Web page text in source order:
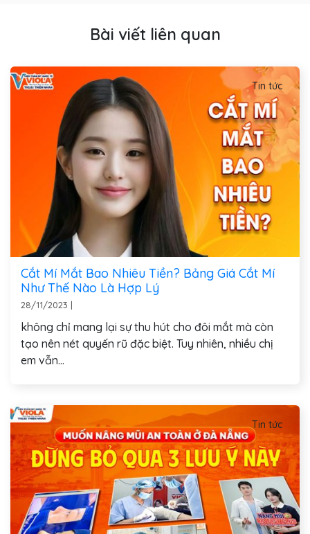
Bài viết liên quan
Tin tức
Cắt Mí Mắt Bao Nhiêu Tiền? Bảng Giá Cắt Mí
Như Thế Nào Là Hợp Lý
28/11/2023 |
không chỉ mang lại sự thu hút cho đôi mắt mà còn
tạo nên nét quyến rũ đặc biệt. Tuy nhiên, nhiều chị
em vẫn...
Tin tức